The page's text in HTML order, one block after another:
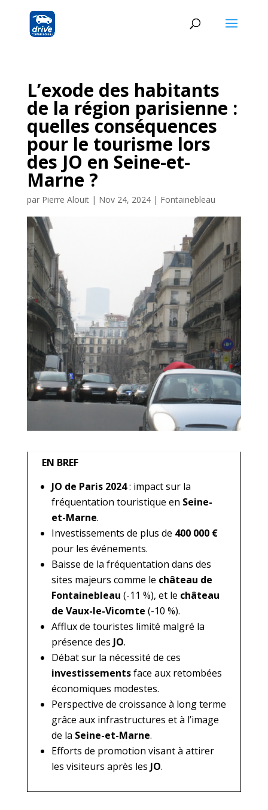
L’exode des habitants
de la région parisienne :
quelles conséquences
pour le tourisme lors
des JO en Seine-et-
Marne ?
par Pierre Alouit| Nov 24, 2024| Fontainebleau
EN BREF
JO de Paris 2024: impact sur la
fréquentation touristique en Seine-
et-Marne.
Investissements de plus de 400 000 €
pour les événements.
Baisse de la fréquentation dans des
sites majeurs comme le château de
Fontainebleau (-11 %), et le château
de Vaux-le-Vicomte (-10 %).
Afflux de touristes limité malgré la
présence des JO.
Débat sur la nécessité de ces
investissementsface aux retombées
économiques modestes.
Perspective de croissance à long terme
grâce aux infrastructures et à l’image
de la Seine-et-Marne.
Efforts de promotion visant à attirer
les visiteurs après les JO.